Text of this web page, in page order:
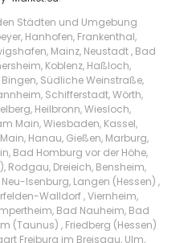
Städten und Umgebung
Hanhofen, Frankenthal,
Mainz, Neustadt , Bad
Koblenz, Haßloch,
Südliche Weinstraße,
Schifferstadt, Wörth,
Heilbronn, Wiesloch,
Main, Wiesbaden, Kassel,
Hanau, Gießen, Marburg,
Bad Homburg vor der Höhe,
Rodgau, Dreieich, Bensheim,
Isenburg, Langen (Hessen) ,
Walldorf , Viernheim,
Bad Nauheim, Bad
(Taunus) , Friedberg (Hessen)
Freiburg im Breisgau, Ulm,